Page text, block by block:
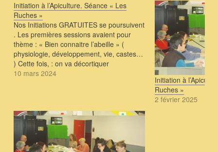
Initiation à l’Apiculture. Séance « Les
Ruches »
Nos Initiations GRATUITES se poursuivent
. Les premières sessions avaient pour
thème : « Bien connaitre l’abeille » (
physiologie, développement, vie, castes…
) Cette fois, : on va décortiquer
complétement La Ruche ; ou plutôt les
10 mars 2024
Initiation à
Ruches »
2 février 2025